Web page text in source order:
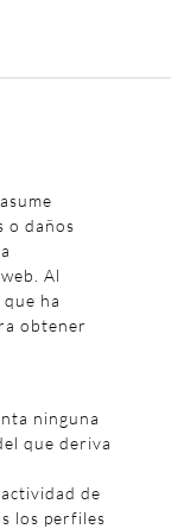
o daños
Al
ha
obtener
ninguna
que deriva
de
los perfiles